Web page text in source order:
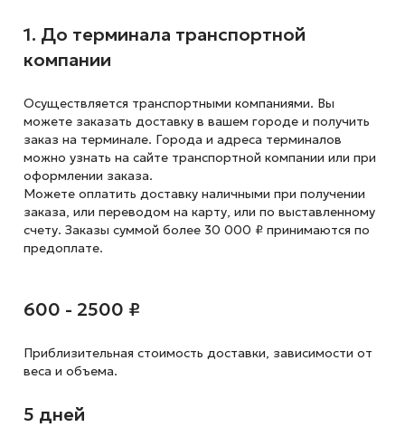
1. До терминала транспортной
компании
Осуществляется транспортными компаниями. Вы
можете заказать доставку в вашем городе и получить
заказ на терминале. Города и адреса терминалов
можно узнать на сайте транспортной компании или при
оформлении заказа.
Можете оплатить доставку наличными при получении
заказа, или переводом на карту, или по выставленному
счету. Заказы суммой более 30 000 ₽ принимаются по
предоплате.
600 - 2500 ₽
Приблизительная стоимость доставки, зависимости от
веса и объема.
5 дней